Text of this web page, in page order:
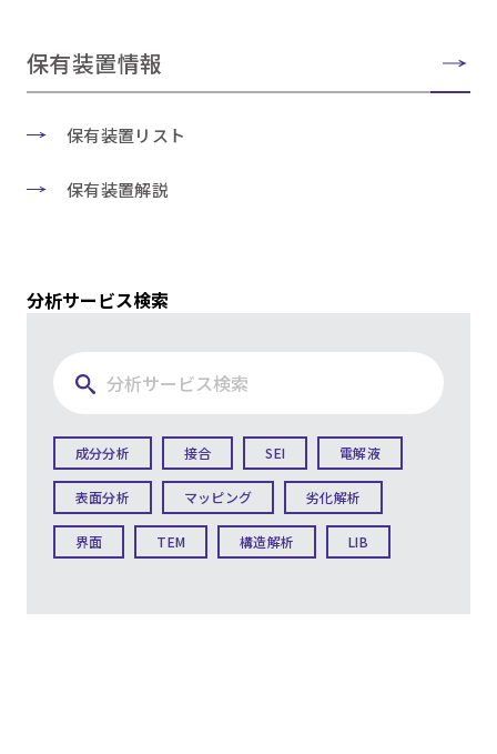
保有装置情報
保有装置リスト
保有装置解説
分析サービス検索
成分分析 接合 SEI 電解液
表面分析 マッピング 劣化解析
界面 TEM 構造解析 LIB